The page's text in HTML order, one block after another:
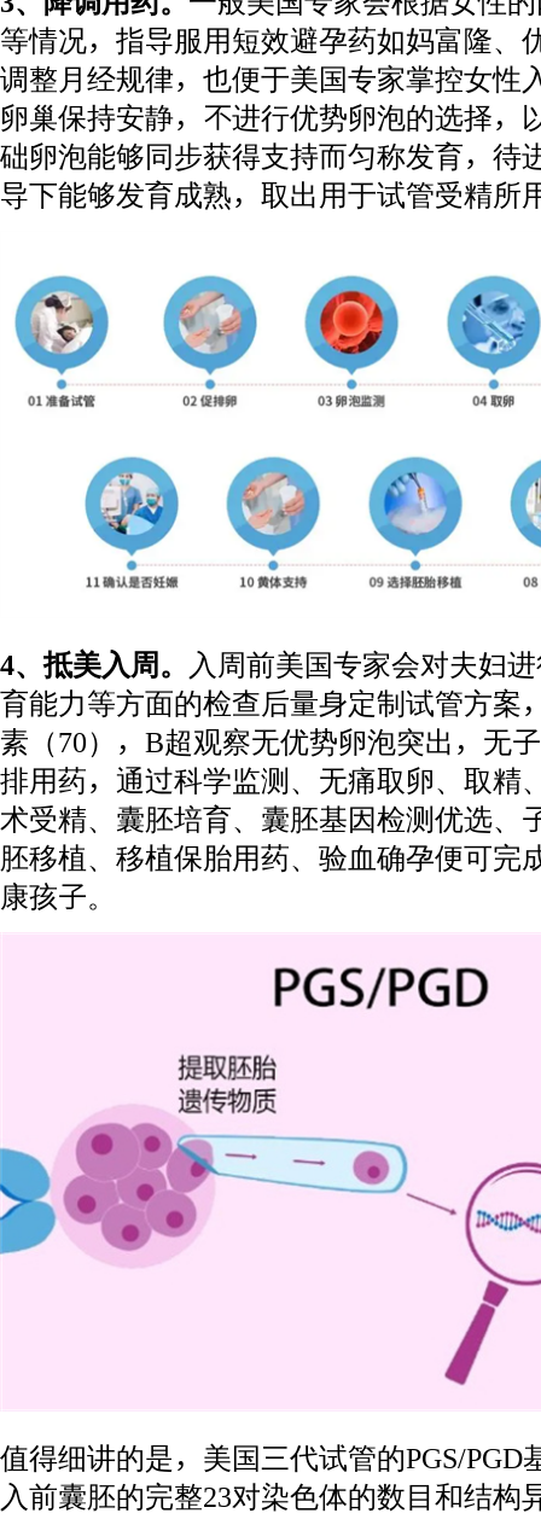
等情况，指导服用短效避孕药如妈富隆、
调整月经规律，也便于美国专家掌控女性
卵巢保持安静，不进行优势卵泡的选择，
础卵泡能够同步获得支持而匀称发育，待
导下能够发育成熟，取出用于试管受精所
4、抵美入周。
入周前美国专家会对夫妇
育能力等方面的检查后量身定制试管方案
素（70），B超观察无优势卵泡突出，无
排用药，通过科学监测、无痛取卵、取精
术受精、囊胚培育、囊胚基因检测优选、
胚移植、移植保胎用药、验血确孕便可完
康孩子。
值得细讲的是，美国三代试管的PGS/PGD
入前囊胚的完整23对染色体的数目和结构